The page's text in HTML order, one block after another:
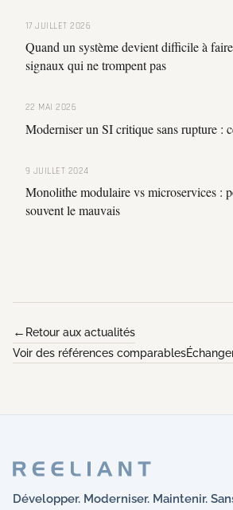
17 JUILLET 2026
Quand un système devient difficile à
signaux qui ne trompent pas
22 MAI 2026
Moderniser un SI critique sans rupture :
9 JUILLET 2024
Monolithe modulaire vs microservices :
souvent le mauvais
Retour aux actualités
Voir des références comparables
Développer. Moderniser. Maintenir.